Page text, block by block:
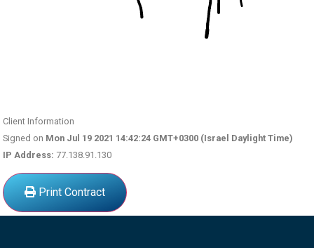
Client Information
Signed on Mon Jul 19 2021 14:42:24 GMT+0300 (Israel Daylight Time)
IP Address: 77.138.91.130
Print Contract